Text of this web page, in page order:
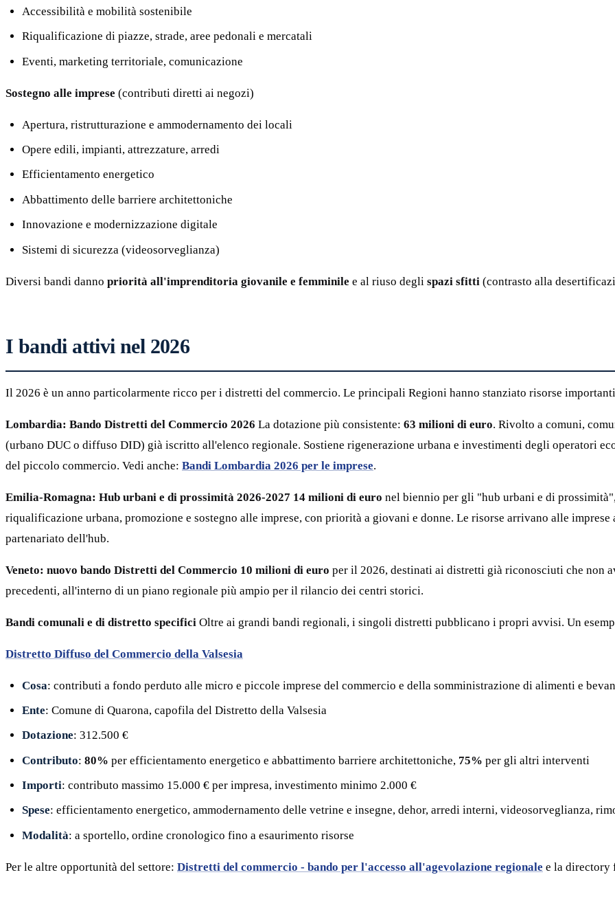
Accessibilità e mobilità sostenibile
Riqualificazione di piazze, strade, aree pedonali e mercatali
Eventi, marketing territoriale, comunicazione
Sostegno alle imprese (contributi diretti ai negozi)
Apertura, ristrutturazione e ammodernamento dei locali
Opere edili, impianti, attrezzature, arredi
Efficientamento energetico
Abbattimento delle barriere architettoniche
Innovazione e modernizzazione digitale
Sistemi di sicurezza (videosorveglianza)
Diversi bandi danno priorità all'imprenditoria giovanile e femminile e al riuso degli spazi sfitti (contrasto alla
I bandi attivi nel 2026
Il 2026 è un anno particolarmente ricco per i distretti del commercio. Le principali Regioni hanno stanziato risorse
Lombardia: Bando Distretti del Commercio 2026 La dotazione più consistente: 63 milioni di euro. Rivolto a comuni,
(urbano DUC o diffuso DID) già iscritto all'elenco regionale. Sostiene rigenerazione urbana e investimenti degli operatori
del piccolo commercio. Vedi anche: Bandi Lombardia 2026 per le imprese.
Emilia-Romagna: Hub urbani e di prossimità 2026-2027 14 milioni di euro nel biennio per gli "hub urbani e di
riqualificazione urbana, promozione e sostegno alle imprese, con priorità a giovani e donne. Le risorse arrivano alle
partenariato dell'hub.
Veneto: nuovo bando Distretti del Commercio 10 milioni di euro per il 2026, destinati ai distretti già riconosciuti che non
precedenti, all'interno di un piano regionale più ampio per il rilancio dei centri storici.
Bandi comunali e di distretto specifici Oltre ai grandi bandi regionali, i singoli distretti pubblicano i propri avvisi. Un
Distretto Diffuso del Commercio della Valsesia
Cosa: contributi a fondo perduto alle micro e piccole imprese del commercio e della somministrazione di alimenti e
Ente: Comune di Quarona, capofila del Distretto della Valsesia
Dotazione: 312.500 €
Contributo: 80% per efficientamento energetico e abbattimento barriere architettoniche, 75% per gli altri interventi
Importi: contributo massimo 15.000 € per impresa, investimento minimo 2.000 €
Spese: efficientamento energetico, ammodernamento delle vetrine e insegne, dehor, arredi interni, videosorveglianza,
Modalità: a sportello, ordine cronologico fino a esaurimento risorse
Per le altre opportunità del settore: Distretti del commercio - bando per l'accesso all'agevolazione regionale e la directory